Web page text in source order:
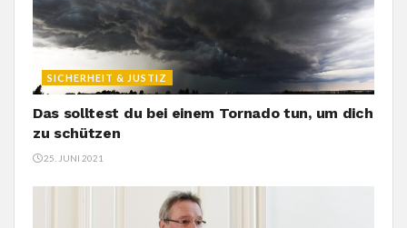
SICHERHEIT & JUSTIZ
Das solltest du bei einem Tornado tun, um dich
zu schützen
25. JUNI 2021